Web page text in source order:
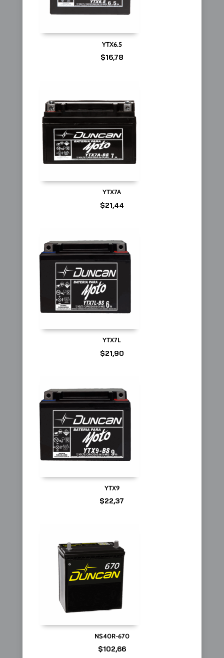
YTX6.5
$16,78
YTX7A
$21,44
YTX7L
$21,90
YTX9
$22,37
NS40R-670
$102,66